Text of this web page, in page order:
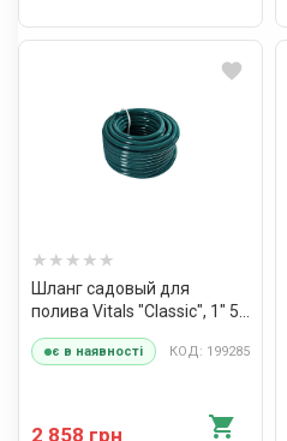
Шланг садовый для
полива Vitals "Classic", 1" 50
м
є в наявності КОД: 199285
2 858 грн